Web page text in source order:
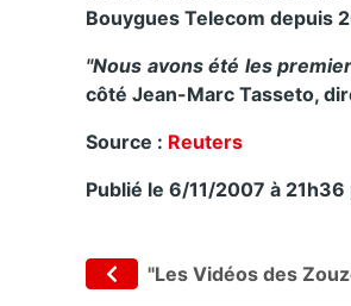
Bouygues Telecom depuis
"Nous avons été les
côté Jean-Marc Tasseto,
Source : Reuters
Publié le 6/11/2007 à 21h36
"Les Vidéos des